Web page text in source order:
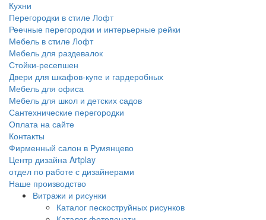
Кухни
Перегородки в стиле Лофт
Реечные перегородки и интерьерные рейки
Мебель в стиле Лофт
Мебель для раздевалок
Стойки-ресепшен
Двери для шкафов-купе и гардеробных
Мебель для офиса
Мебель для школ и детских садов
Сантехнические перегородки
Оплата на сайте
Контакты
Фирменный салон в Румянцево
Центр дизайна Artplay
отдел по работе с дизайнерами
Наше производство
Витражи и рисунки
Каталог пескоструйных рисунков